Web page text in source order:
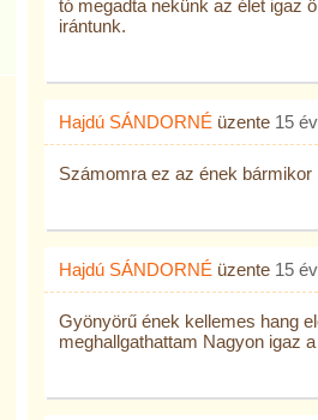
tó megadta nekünk az élet igaz
irántunk.
Hajdú SÁNDORNÉ üzente 15
Számomra ez az ének bármikor
Hajdú SÁNDORNÉ üzente 15
Gyönyörű ének kellemes hang
meghallgathattam Nagyon igaz